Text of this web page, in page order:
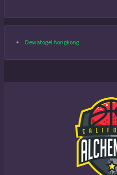
Dewatogel hongkong